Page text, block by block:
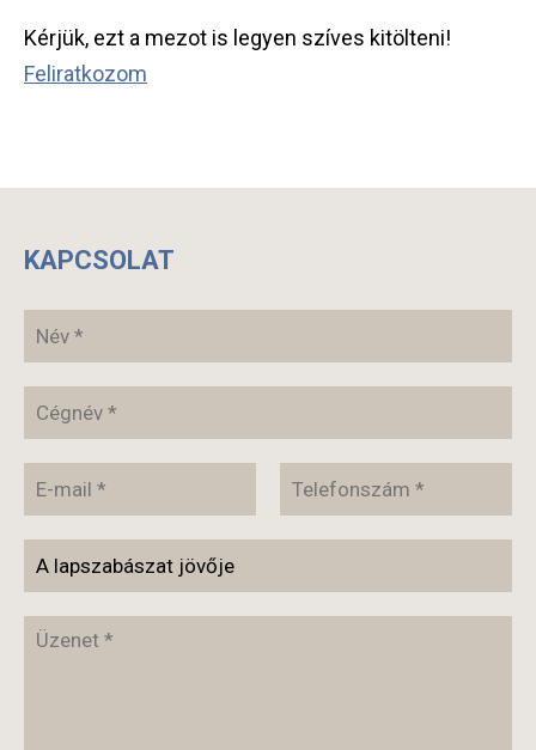
Kérjük, ezt a mezot is legyen szíves kitölteni!
Feliratkozom
KAPCSOLAT